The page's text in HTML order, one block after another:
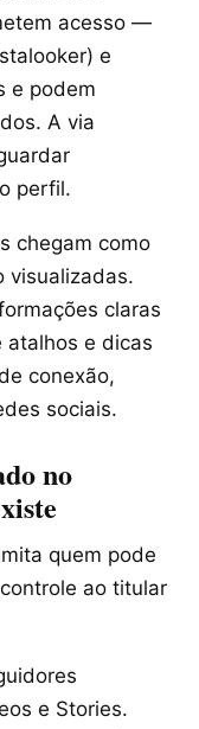
acesso —
e
e podem
A via
perfil.
chegam como
visualizadas.
claras
atalhos e dicas
conexão,
sociais.
no
quem pode
ao titular
e Stories.